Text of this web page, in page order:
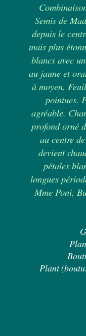
Semis de
depuis le
mais plus
blancs avec
au jaune et
à moyen.
pointues.
agréable.
profond orné
au centre
devient
pétales
longues
Mme Poni,
Plant